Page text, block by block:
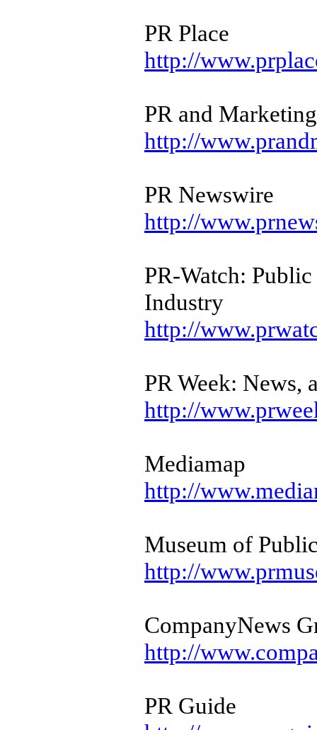
PR Place
http://
PR and
http://
PR Newswire
http://
PR-Watch:
Industry
http://
PR Week: News,
http://
Mediamap
http://
Museum of
http://
CompanyNews
http://
PR Guide